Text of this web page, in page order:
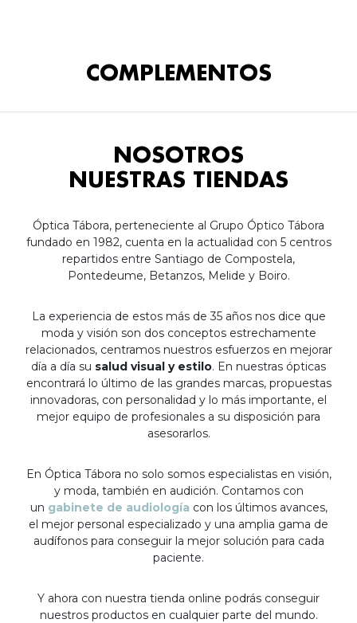
COMPLEMENTOS
NOSOTROS
NUESTRAS TIENDAS
Óptica Tábora, perteneciente al Grupo Óptico Tábora
fundado en 1982, cuenta en la actualidad con 5 centros
repartidos entre Santiago de Compostela,
Pontedeume, Betanzos, Melide y Boiro.
La experiencia de estos más de 35 años nos dice que
moda y visión son dos conceptos estrechamente
relacionados, centramos nuestros esfuerzos en mejorar
día a día su salud visual y estilo. En nuestras ópticas
encontrará lo último de las grandes marcas, propuestas
innovadoras, con personalidad y lo más importante, el
mejor equipo de profesionales a su disposición para
asesorarlos.
En Óptica Tábora no solo somos especialistas en visión,
y moda, también en audición. Contamos con
un gabinete de audiología con los últimos avances,
el mejor personal especializado y una amplia gama de
audífonos para conseguir la mejor solución para cada
paciente.
Y ahora con nuestra tienda online podrás conseguir
nuestros productos en cualquier parte del mundo.